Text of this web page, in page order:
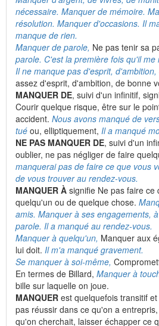
nécessaire. Manquer de mémoire.
résolution. Manquer d'occasions. Il
manque de rien.
Manquer de parole, Ne pas tenir sa
parole. C'est la première fois qu'il me
Il ne manque pas d'esprit,
assez d'esprit, d'ambition, de bonne
MANQUER DE, suivi d'un infinitif,
Courir quelque risque, être sur le
accident. Nous avons manqué de
tué ou, elliptiquement, Il a manqué
NE PAS MANQUER DE, suivi d'un
oublier, ne pas négliger de faire
manquerai pas de faire ce que vous
de vous trouver au rendez-vous.
MANQUER À signifie Ne pas faire
quelqu'un ou de quelque chose.
amis. Manquer à ses engagements,
parole. Il a manqué au rendez-vous.
Manquer à quelqu'un, Manquer aux
lui doit. Il m'a manqué gravement.
Se manquer à soi-même,
En termes de Billard, Manquer à
bille sur laquelle on joue.
MANQUER est quelquefois transitif
pas réussir dans ce qu'on a
qu'on cherchait, laisser échapper ce